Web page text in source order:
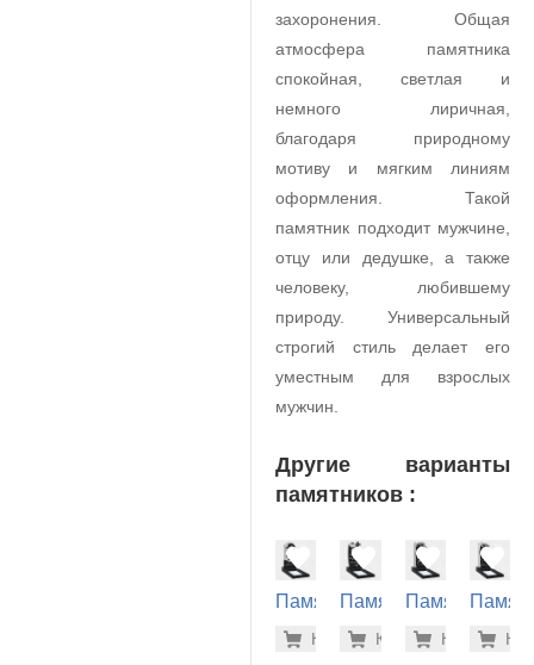
захоронения. Общая
атмосфера памятника
спокойная, светлая и
немного лиричная,
благодаря природному
мотиву и мягким линиям
оформления. Такой
памятник подходит мужчине,
отцу или дедушке, а также
человеку, любившему
природу. Универсальный
строгий стиль делает его
уместным для взрослых
мужчин.
Другие варианты
памятников :
Памятник
могилу
-7% 41.800
Купить
Памятник
могилу
-7%
Купить
Памятник
могилу
-
Купитьмогилу